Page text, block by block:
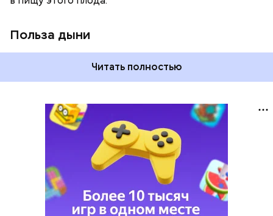
Польза дыни
Читать полностью